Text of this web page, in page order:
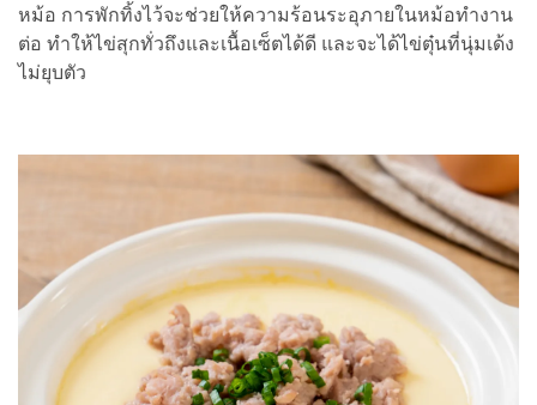
หม้อ การพักทิ้งไว้จะช่วยให้ความร้อนระอุภายในหม้อทำงาน
ต่อ ทำให้ไข่สุกทั่วถึงและเนื้อเซ็ตได้ดี และจะได้ไข่ตุ๋นที่นุ่มเด้ง
ไม่ยุบตัว